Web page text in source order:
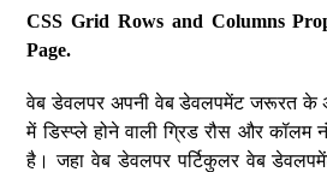
CSS Grid Rows and Columns
Page.
वेब डेवलपर अपनी वेब डेवलपमेंट जरूरत के
में डिस्प्ले होने वाली ग्रिड रौस और कॉलम
है। जहा वेब डेवलपर पर्टिकुलर वेब